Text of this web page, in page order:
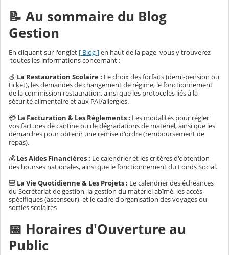
📝 Au sommaire du Blog
Gestion
En cliquant sur l'onglet [ Blog ]en haut de la page, vous y trouverez
toutes les informations concernant :
🍏 La Restauration Scolaire : Le choix des forfaits (demi-pension ou
ticket), les demandes de changement de régime, le fonctionnement
de la commission restauration, ainsi que les protocoles liés à la
sécurité alimentaire et aux PAI/allergies.
💳 La Facturation & Les Règlements : Les modalités pour régler
vos factures de cantine ou de dégradations de matériel, ainsi que les
démarches pour obtenir une remise d'ordre (remboursement de
repas).
💰 Les Aides Financières : Le calendrier et les critères d'obtention
des bourses nationales, ainsi que le fonctionnement du Fonds Social.
🎒 La Vie Quotidienne & Les Projets : Le calendrier des échéances
du Secrétariat de gestion, la gestion du matériel abîmé, les accès
spécifiques (ascenseur), et le cadre d'organisation des voyages ou
sorties scolaires
📅 Horaires d'Ouverture au
Public